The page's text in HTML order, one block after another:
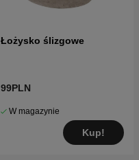
Łożysko ślizgowe
99PLN
W magazynie
Kup!